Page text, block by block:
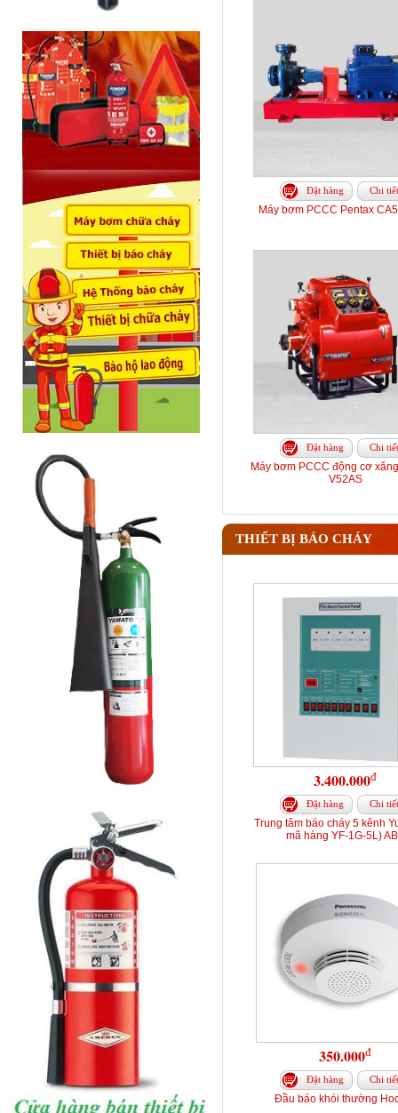
Đặt hàng Chi tiết
Máy bơm PCCC Pentax
Đặt hàng Chi tiết
Máy bơm PCCC động cơ
V52AS
THIẾT BỊ BÁO CHÁY
3.400.000đ
Đặt hàng Chi tiết
Trung tâm báo cháy 5 kênh
mã hàng YF-1G-5L)
350.000đ
Đặt hàng Chi tiết
Đầu báo khói thường